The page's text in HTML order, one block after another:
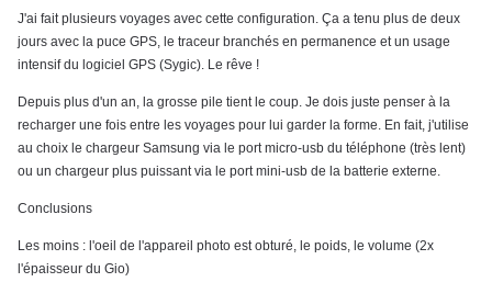
J'ai fait plusieurs voyages avec cette configuration. Ça a tenu plus de deux
jours avec la puce GPS, le traceur branchés en permanence et un usage
intensif du logiciel GPS (Sygic). Le rêve !
Depuis plus d'un an, la grosse pile tient le coup. Je dois juste penser à la
recharger une fois entre les voyages pour lui garder la forme. En fait, j'utilise
au choix le chargeur Samsung via le port micro-usb du téléphone (très lent)
ou un chargeur plus puissant via le port mini-usb de la batterie externe.
Conclusions
Les moins : l'oeil de l'appareil photo est obturé, le poids, le volume (2x
l'épaisseur du Gio)